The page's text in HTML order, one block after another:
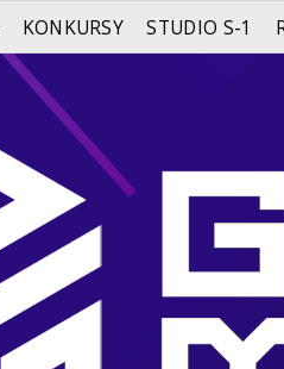
KONKURSY STUDIO S-1